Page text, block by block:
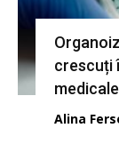
crescuți
Alina